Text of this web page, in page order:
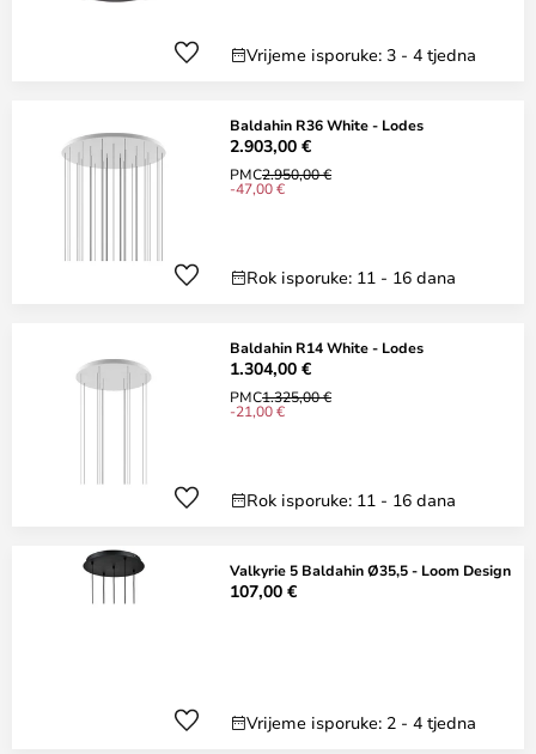
Vrijeme isporuke: 3 - 4 tjedna
Baldahin R36 White - Lodes
2.903,00 €
PMC2.950,00 €
-47,00 €
Rok isporuke: 11 - 16 dana
Baldahin R14 White - Lodes
1.304,00 €
PMC1.325,00 €
-21,00 €
Rok isporuke: 11 - 16 dana
Valkyrie 5 Baldahin Ø35,5 - Loom Design
107,00 €
Vrijeme isporuke: 2 - 4 tjedna